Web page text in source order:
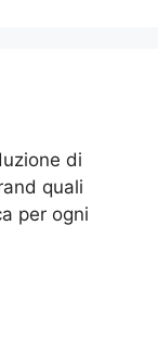
di
quali
per ogni